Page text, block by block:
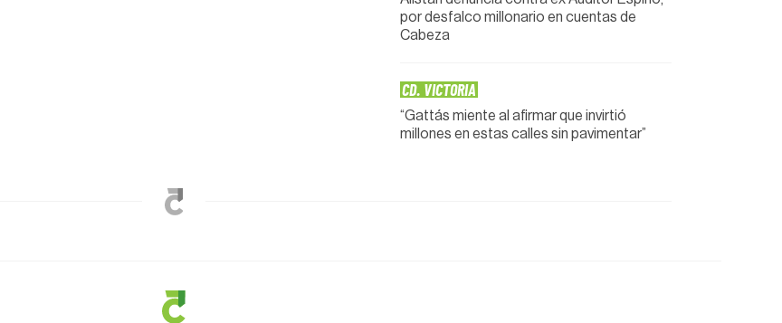
por desfalco millonario en cuentas de
Cabeza
CD. VICTORIA
“Gattás miente al afirmar que invirtió
millones en estas calles sin pavimentar”